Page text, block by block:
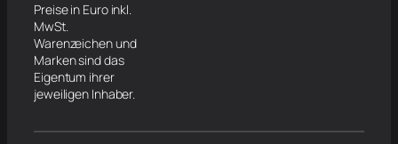
Preise in Euro inkl.
MwSt.
Warenzeichen und
Marken sind das
Eigentum ihrer
jeweiligen Inhaber.